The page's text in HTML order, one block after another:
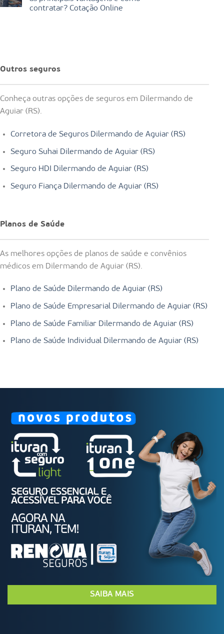
contratar? Cotação Online
Outros seguros
Conheça outras opções de seguros em Dilermando de
Aguiar (RS).
Corretora de Seguros Dilermando de Aguiar (RS)
Seguro Suhai Dilermando de Aguiar (RS)
Seguro HDI Dilermando de Aguiar (RS)
Seguro Fiança Dilermando de Aguiar (RS)
Planos de Saúde
As melhores opções de planos de saúde e convênios
médicos em Dilermando de Aguiar (RS).
Plano de Saúde Dilermando de Aguiar (RS)
Plano de Saúde Empresarial Dilermando de Aguiar (RS)
Plano de Saúde Familiar Dilermando de Aguiar (RS)
Plano de Saúde Individual Dilermando de Aguiar (RS)
SAIBA MAIS